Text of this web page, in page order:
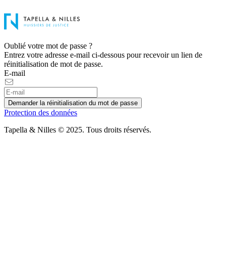
Oublié votre mot de passe ?
Entrez votre adresse e-mail ci-dessous pour recevoir un lien de
réinitialisation de mot de passe.
E-mail
Demander la réinitialisation du mot de passe
Protection des données
Tapella & Nilles © 2025. Tous droits réservés.